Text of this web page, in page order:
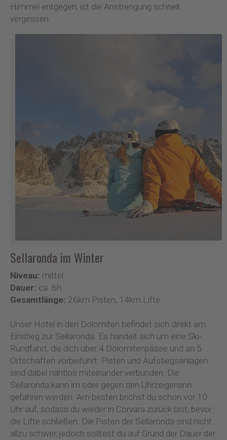
Himmel entgegen, ist die Anstrengung schnell
vergessen.
Sellaronda im Winter
Niveau: mittel
Dauer: ca. 6h
Gesamtlänge: 26km Pisten, 14km Lifte
Unser Hotel in den Dolomiten befindet sich direkt am
Einstieg zur Sellaronda. Es handelt sich um eine Ski-
Rundfahrt, die dich über 4 Dolomitenpässe und an 5
Ortschaften vorbeiführt. Pisten und Aufstiegsanlagen
sind dabei nahtlos miteinander verbunden. Die
Sellaronda kann im oder gegen den Uhrzeigersinn
gefahren werden. Am besten brichst du schon vor 10
Uhr auf, sodass du wieder in Corvara zurück bist, bevor
die Lifte schließen. Die Pisten der Sellaronda sind nicht
allzu schwer, jedoch solltest du auf Grund der Dauer der